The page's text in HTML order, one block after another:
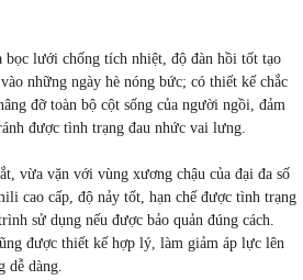
lưới chống tích nhiệt, độ đàn hồi tốt tạo
những ngày hè nóng bức; có thiết kế chắc
đỡ toàn bộ cột sống của người ngồi, đảm
được tình trạng đau nhức vai lưng.
vừa vặn với vùng xương chậu của đại đa số
cao cấp, độ nảy tốt, hạn chế được tình trạng
sử dụng nếu được bảo quản đúng cách.
được thiết kế hợp lý, làm giảm áp lực lên
dễ dàng.